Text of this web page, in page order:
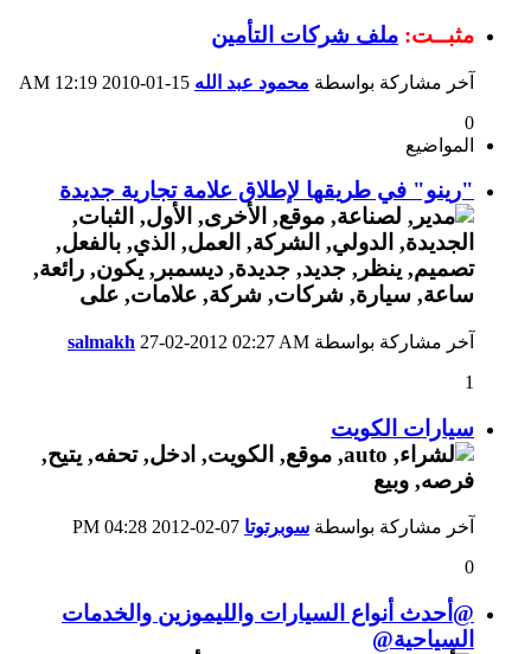
مثبــت: ملف شركات التأمين
آخر مشاركة بواسطة محمود عبد الله
12:19 AM
0
المواضيع
"رينو" في طريقها لإطلاق علامة تجارية جديدة
آخر مشاركة بواسطة salmakh 27-02-2012 02:27 AM
1
سيارات الكويت
آخر مشاركة بواسطة سوبرتوتا
04:28 PM
0
@أحدث أنواع السيارات والليموزين والخدمات
السياحية@